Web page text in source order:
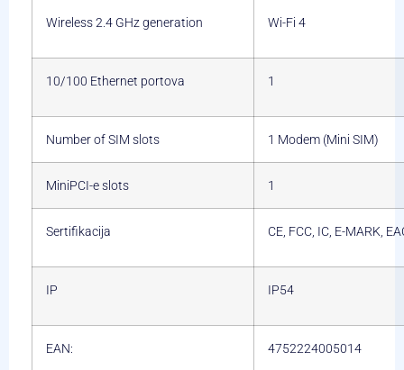
Wireless 2.4 GHz generation Wi-Fi 4
10/100 Ethernet portova 1
Number of SIM slots 1 Modem (Mini SIM)
MiniPCI-e slots 1
Sertifikacija CE, FCC, IC, E-MARK,
IP IP54
EAN: 4752224005014